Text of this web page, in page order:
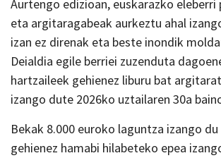
Aurtengo edizioan, euskarazko
eta argitaragabeak aurkeztu ahal
izan ez direnak eta beste inondik
Deialdia egile berriei zuzenduta
hartzaileek gehienez liburu bat
izango dute 2026ko uztailaren 30a
Bekak 8.000 euroko laguntza izango
gehienez hamabi hilabeteko epea